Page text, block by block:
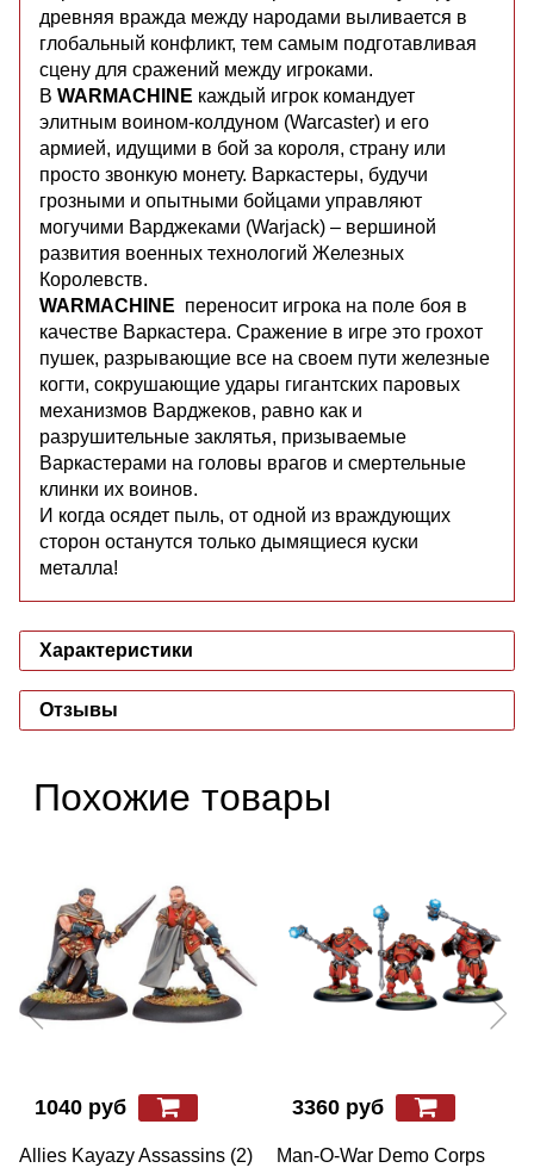
древняя вражда между народами выливается в
глобальный конфликт, тем самым подготавливая
сцену для сражений между игроками.
В WARMACHINE каждый игрок командует
элитным воином-колдуном (Warcaster) и его
армией, идущими в бой за короля, страну или
просто звонкую монету. Варкастеры, будучи
грозными и опытными бойцами управляют
могучими Варджеками (Warjack) – вершиной
развития военных технологий Железных
Королевств.
WARMACHINE переносит игрока на поле боя в
качестве Варкастера. Сражение в игре это грохот
пушек, разрывающие все на своем пути железные
когти, сокрушающие удары гигантских паровых
механизмов Варджеков, равно как и
разрушительные заклятья, призываемые
Варкастерами на головы врагов и смертельные
клинки их воинов.
И когда осядет пыль, от одной из враждующих
сторон останутся только дымящиеся куски
металла!
Характеристики
Отзывы
Похожие товары
1040 руб
Allies Kayazy Assassins (2)
3360 руб
Man-O-War Demo Corps